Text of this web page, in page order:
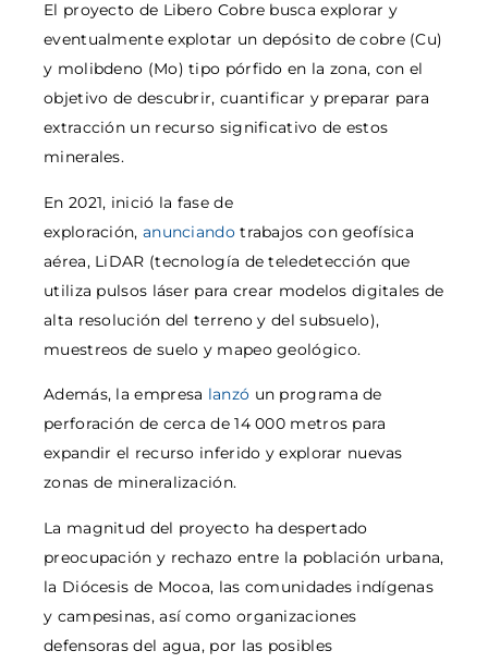
El proyecto de Libero Cobre busca explorar y
eventualmente explotar un depósito de cobre (Cu)
y molibdeno (Mo) tipo pórfido en la zona, con el
objetivo de descubrir, cuantificar y preparar para
extracción un recurso significativo de estos
minerales.
En 2021, inició la fase de
exploración, anunciandotrabajos con geofísica
aérea, LiDAR (tecnología de teledetección que
utiliza pulsos láser para crear modelos digitales de
alta resolución del terreno y del subsuelo),
muestreos de suelo y mapeo geológico.
Además, la empresa lanzó un programa de
perforación de cerca de 14 000 metros para
expandir el recurso inferido y explorar nuevas
zonas de mineralización.
La magnitud del proyecto ha despertado
preocupación y rechazo entre la población urbana,
la Diócesis de Mocoa, las comunidades indígenas
y campesinas, así como organizaciones
defensoras del agua, por las posibles